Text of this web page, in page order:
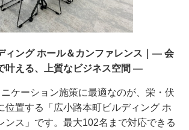
ィング ホール＆カンファレンス｜― 会
叶える、上質なビジネス空間 ―
ケーション施策に最適なのが、栄・伏
位置する「広小路本町ビルディング ホ
ンス」です。最大102名まで対応できる